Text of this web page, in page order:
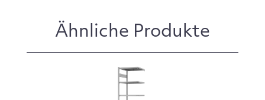
Ähnliche Produkte